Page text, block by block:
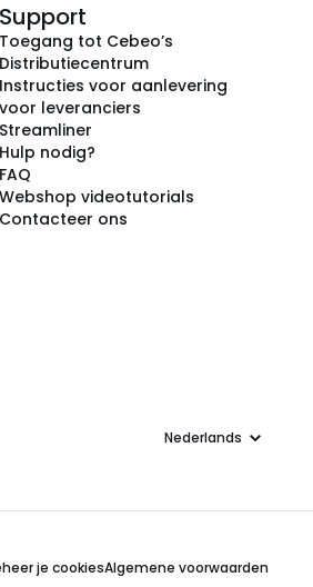
Support
Toegang tot Cebeo’s
Distributiecentrum
Instructies voor aanlevering
voor leveranciers
Streamliner
Hulp nodig?
FAQ
Webshop videotutorials
Contacteer ons
Taal
je cookiesAlgemene voorwaarden